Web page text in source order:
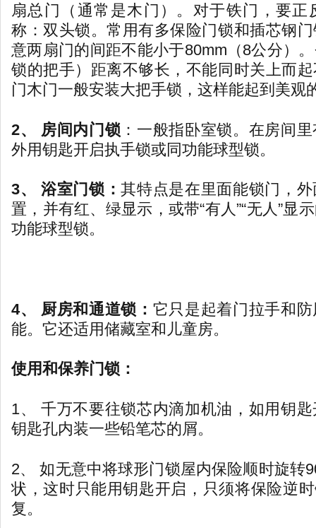
扇总门（通常是木门）。对于铁门，要正
称：双头锁。常用有多保险门锁和插芯钢
意两扇门的间距不能小于80mm（8公分）
锁的把手）距离不够长，不能同时关上而
门木门一般安装大把手锁，这样能起到美观
2、 房间内门锁 ：一般指卧室锁。在房间
外用钥匙开启执手锁或同功能球型锁。
3、 浴室门锁：其特点是在里面能锁门，
置，并有红、绿显示，或带“有人”“无人”显
功能球型锁。
4、 厨房和通道锁： 它只是起着门拉手和
能。它还适用储藏室和儿童房。
使用和保养门锁：
1、 千万不要往锁芯内滴加机油，如用钥
钥匙孔内装一些铅笔芯的屑。
2、 如无意中将球形门锁屋内保险顺时旋转
状，这时只能用钥匙开启，只须将保险逆
复。